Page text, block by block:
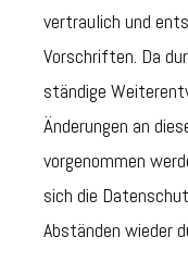
vertraulich und
Vorschriften. Da
ständige
Änderungen an
vorgenommen
sich die
Abständen wieder